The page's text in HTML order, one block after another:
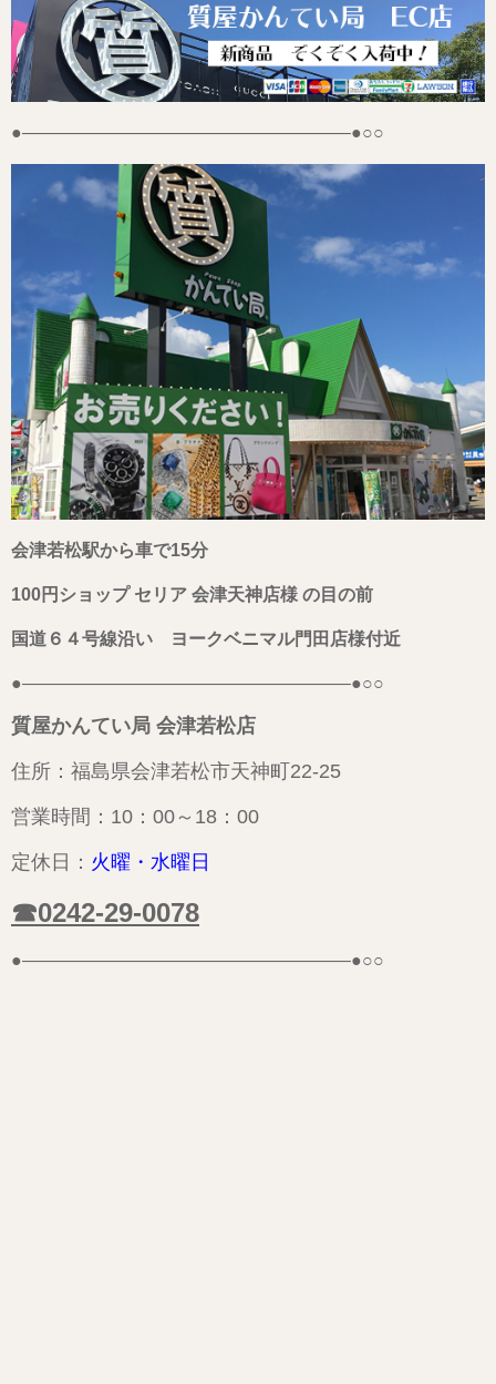
●——————————————————–●○○
会津若松駅から車で15分
100円ショップ セリア 会津天神店様 の目の前
国道６４号線沿い ヨークベニマル門田店様付近
●——————————————————–●○○
質屋かんてい局 会津若松店
住所：福島県会津若松市天神町22-25
営業時間：10：00～18：00
定休日： 火曜・ 水曜日
☎0242-29-0078
●——————————————————–●○○